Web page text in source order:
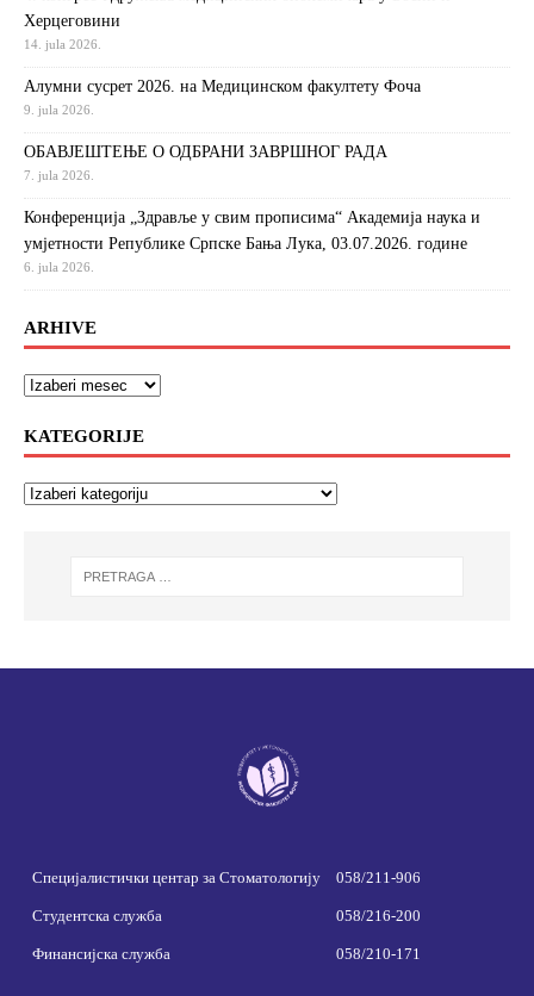
Херцеговини
14. jula 2026.
Алумни сусрет 2026. на Медицинском факултету Фоча
9. jula 2026.
ОБАВЈЕШТЕЊЕ О ОДБРАНИ ЗАВРШНОГ РАДА
7. jula 2026.
Конференција „Здравље у свим прописима“ Академија наука и
умјетности Републике Српске Бања Лука, 03.07.2026. године
6. jula 2026.
ARHIVE
KATEGORIJE
Специјалистички центар за Стоматологију 058/211-906
Студентска служба 058/216-200
Финансијска служба 058/210-171